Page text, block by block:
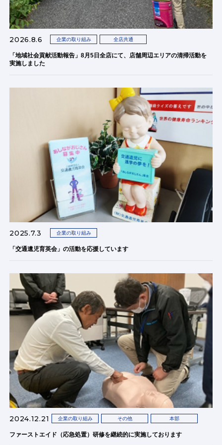
2026.8.6 企業の取り組み 全店共通
「地域社会貢献活動報告」8月5日全店にて、店舗周辺エリアの清掃活動を
実施しました
2025.7.3 企業の取り組み
「交通遺児育英会」の活動を応援しています
2024.12.21 企業の取り組み その他 本部
ファーストエイド（応急処置）研修を継続的に実施しております